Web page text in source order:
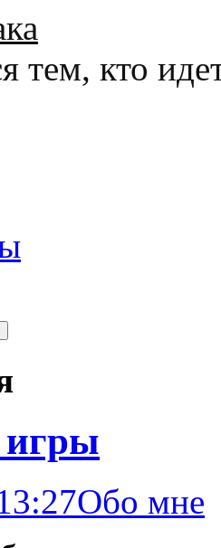
тем, кто
игры
Обо мне